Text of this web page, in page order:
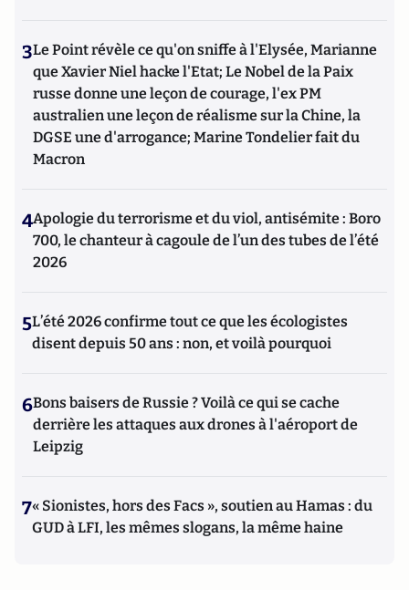
3Le Point révèle ce qu'on sniffe à l'Elysée, Marianne
que Xavier Niel hacke l'Etat; Le Nobel de la Paix
russe donne une leçon de courage, l'ex PM
australien une leçon de réalisme sur la Chine, la
DGSE une d'arrogance; Marine Tondelier fait du
Macron
4Apologie du terrorisme et du viol, antisémite : Boro
700, le chanteur à cagoule de l’un des tubes de l’été
2026
5L’été 2026 confirme tout ce que les écologistes
disent depuis 50 ans : non, et voilà pourquoi
6Bons baisers de Russie ? Voilà ce qui se cache
derrière les attaques aux drones à l'aéroport de
Leipzig
7« Sionistes, hors des Facs », soutien au Hamas : du
GUD à LFI, les mêmes slogans, la même haine